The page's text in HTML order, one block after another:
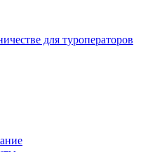
для туроператоров